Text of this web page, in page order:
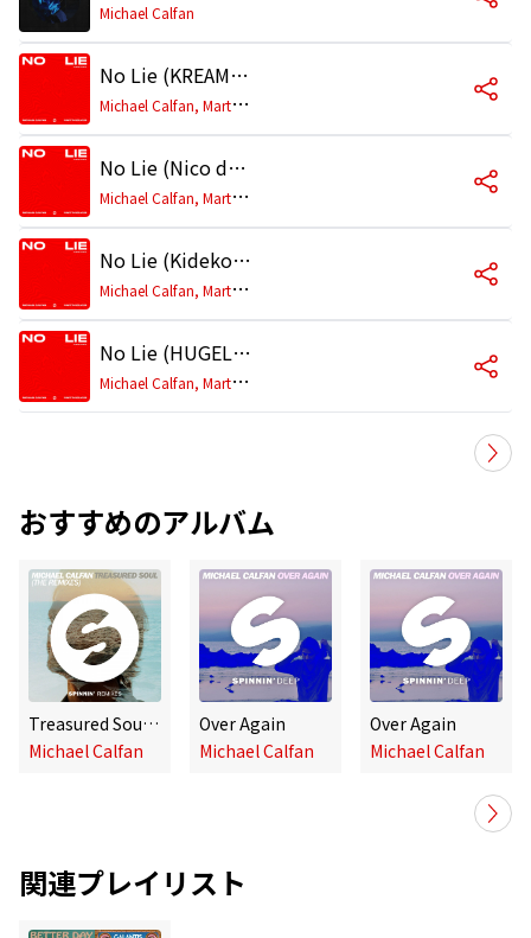
Michael Calfan
No Lie (KREAM Remix) [Extended]
M
ichael Calfan, Martin Solveig
No Lie (Nico de Andrea Remix) [Extended]
M
ichael Calfan, Martin Solveig
No Lie (Kideko Remix) [Extended]
M
ichael Calfan, Martin Solveig
No Lie (HUGEL Remix) [Extended]
M
ichael Calfan, Martin Solveig
おすすめのアルバム
Treasured Soul (The Remixes)
Michael Calfan
Over Again
Michael Calfan
Over Again
Michael Calfan
関連プレイリスト